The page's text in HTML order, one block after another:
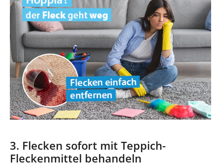
3. Flecken sofort mit Teppich-
Fleckenmittel behandeln